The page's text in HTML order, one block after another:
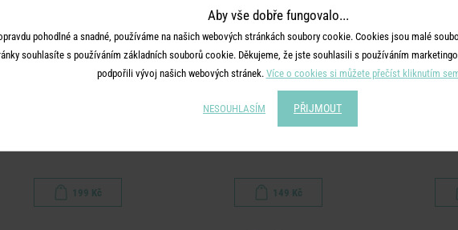
199 Kč
ORNAMENTS
149 Kč
Aby vše dobře fungovalo...
pohodlné a snadné, používáme na našich webových stránkách soubory cookie. Cookies jsou malé
souhlasíte s používáním základních souborů cookie. Děkujeme, že jste souhlasili s používáním
podpořili vývoj našich webových stránek. Více o cookies si můžete přečíst kliknutím
NESOUHLASÍM PŘIJMOUT